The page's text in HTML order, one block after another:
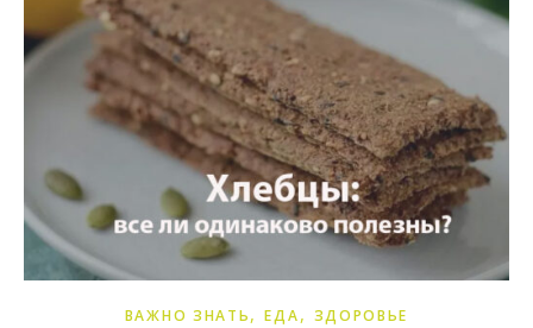
ВАЖНО ЗНАТЬ,ЕДА, ЗДОРОВЬЕ